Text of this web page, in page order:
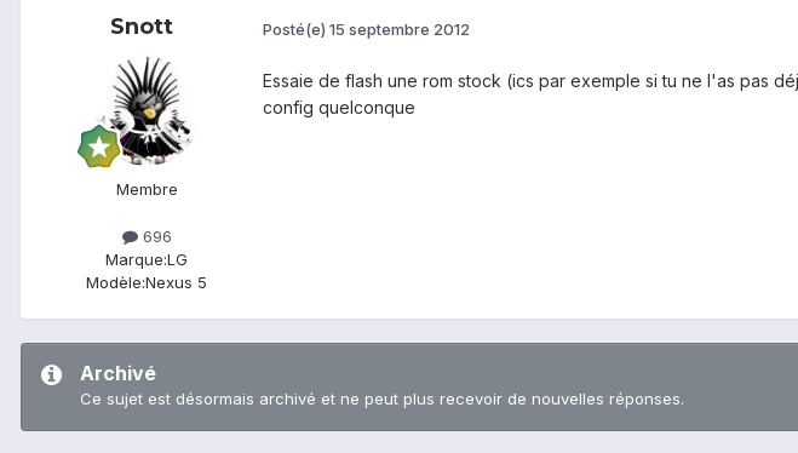
Snott
Membre
696
Marque:LG
Modèle:Nexus 5
Posté(e) 15 septembre 2012
Essaie de flash une rom stock (ics par exemple si tu ne l'as pas
config quelconque
Archivé
Ce sujet est désormais archivé et ne peut plus recevoir de nouvelles réponses.